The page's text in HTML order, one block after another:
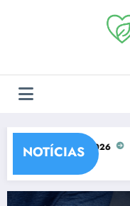
NOTÍCIAS
de 2026 Dor no
04/02/2026